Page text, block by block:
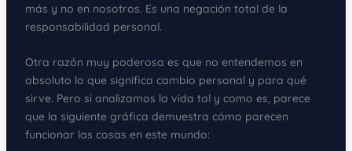
más y no en nosotros. Es una negación total de la
responsabilidad personal.
Otra razón muy poderosa es que no entendemos en
absoluto lo que significa cambio personal y para qué
sirve. Pero si analizamos la vida tal y como es, parece
que la siguiente gráfica demuestra cómo parecen
funcionar las cosas en este mundo: